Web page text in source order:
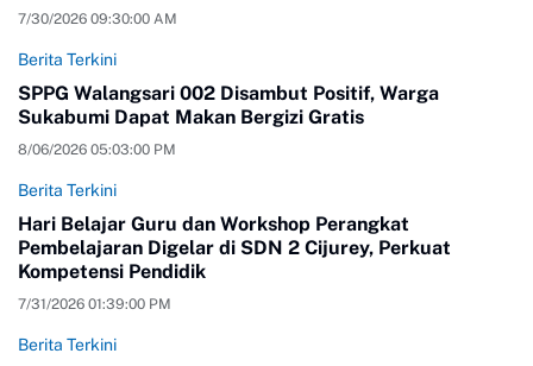
7/30/2026 09:30:00 AM
Berita Terkini
SPPG Walangsari 002 Disambut Positif, Warga
Sukabumi Dapat Makan Bergizi Gratis
8/06/2026 05:03:00 PM
Berita Terkini
Hari Belajar Guru dan Workshop Perangkat
Pembelajaran Digelar di SDN 2 Cijurey, Perkuat
Kompetensi Pendidik
7/31/2026 01:39:00 PM
Berita Terkini